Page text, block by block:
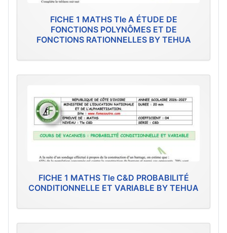
FICHE 1 MATHS Tle A ÉTUDE DE
FONCTIONS POLYNÔMES ET DE
FONCTIONS RATIONNELLES BY TEHUA
FICHE 1 MATHS Tle C&D PROBABILITÉ
CONDITIONNELLE ET VARIABLE BY TEHUA